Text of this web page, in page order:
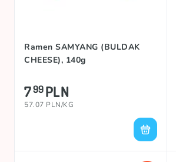
Ramen SAMYANG (BULDAK
CHEESE), 140g
799PLN
57.07 PLN/KG